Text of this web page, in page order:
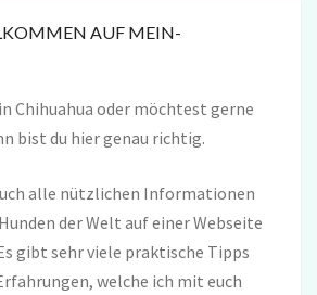
AUF MEIN-
Chihuahua oder möchtest gerne
bist du hier genau richtig.
alle nützlichen Informationen
der Welt auf einer Webseite
gibt sehr viele praktische Tipps
welche ich mit euch